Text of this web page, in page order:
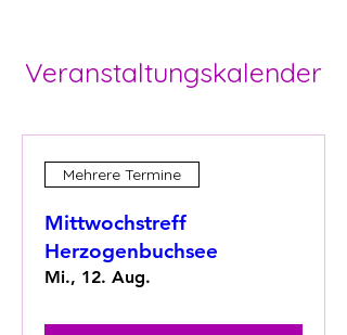
Veranstaltungskalender
Mehrere Termine
Mittwochstreff
Herzogenbuchsee
Mi., 12. Aug.